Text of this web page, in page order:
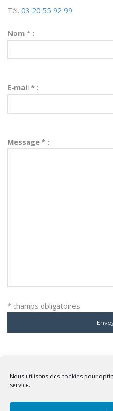
Nous utilisons des cookies pour
service.
Tél. 03 20 55 92 99
Nom * :
E-mail * :
Message * :
* champs obligatoires